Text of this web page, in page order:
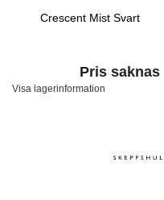
Crescent Mist Svart
Pris saknas
Visa lagerinformation